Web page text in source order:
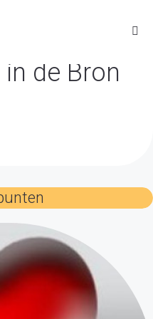
de Bron